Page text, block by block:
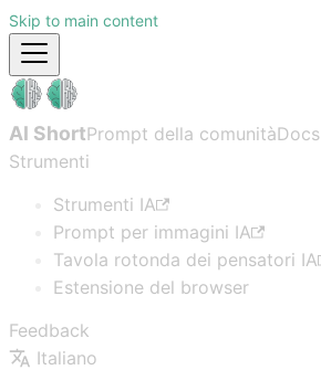
Skip to main content
AI ShortPrompt della comunitàDocs
Strumenti
Strumenti IA
Prompt per immagini IA
Tavola rotonda dei pensatori IA
Estensione del browser
Feedback
Italiano